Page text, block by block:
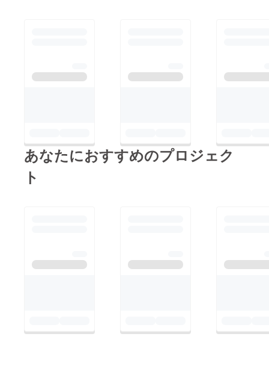
しでも多くの子どもた
とも皆様のご協力、よ
ろしくお願いいたしま
あなたにおすすめのプロジェク
ト